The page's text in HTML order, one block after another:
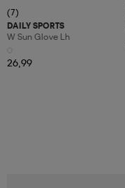
(7)
DAILY SPORTS
W Sun Glove Lh
26,99